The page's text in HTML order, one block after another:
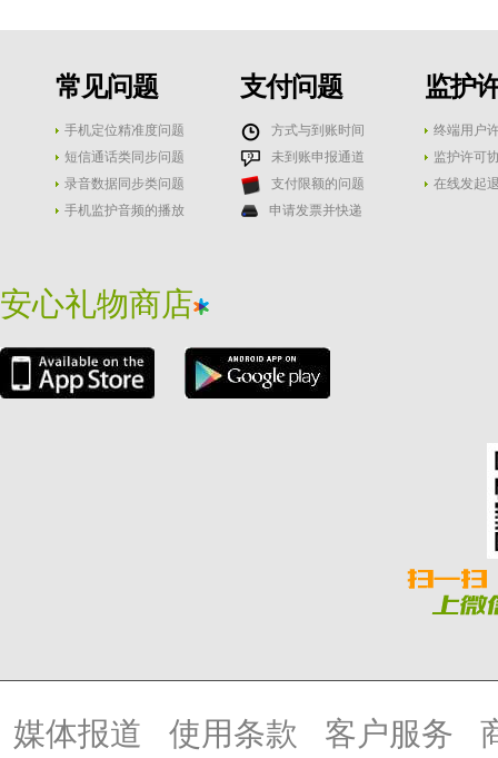
常见问题
手机定位精准度问题
短信通话类同步问题
录音数据同步类问题
手机监护音频的播放
支付问题
方式与到账时间
未到账申报通道
支付限额的问题
申请发票并快递
监护
终端用户
监护许可
在线发起
安心礼物商店
媒体报道 使用条款 客户服务